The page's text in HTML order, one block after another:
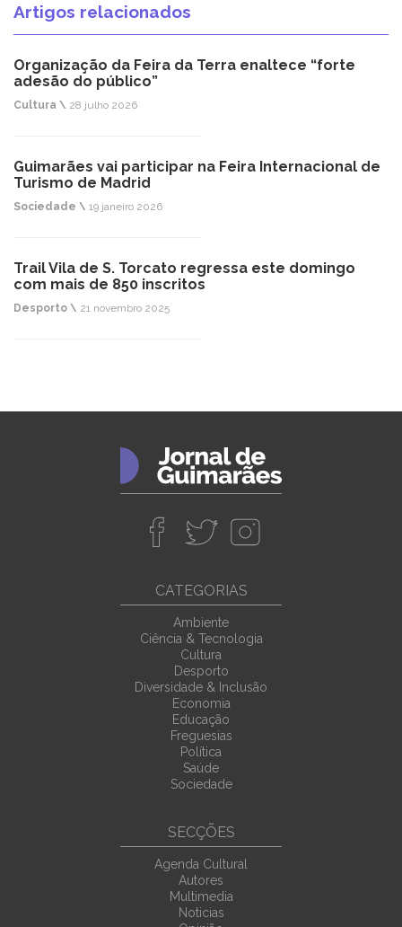
Artigos relacionados
Organização da Feira da Terra enaltece “forte
adesão do público”
Cultura \ 28 julho 2026
Guimarães vai participar na Feira Internacional de
Turismo de Madrid
Sociedade \ 19 janeiro 2026
Trail Vila de S. Torcato regressa este domingo
com mais de 850 inscritos
Desporto \ 21 novembro 2025
CATEGORIAS
Ambiente
Ciência & Tecnologia
Cultura
Desporto
Diversidade & Inclusão
Economia
Educação
Freguesias
Política
Saúde
Sociedade
SECÇÕES
Agenda Cultural
Autores
Multimedia
Noticias